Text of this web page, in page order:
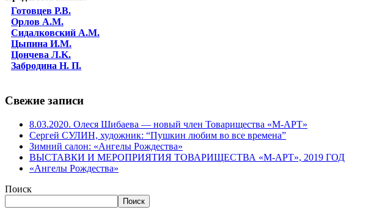
Готовцев Р.В.
Орлов А.М.
Сидалковский А.М.
Цыпина И.М.
Цончева Л.K.
Забродина Н. П.
Свежие записи
8.03.2020. Олеся Шибаева — новый член Товарищества «М-АРТ»
Сергей СУЛИН, художник: “Пушкин любим во все времена”
Зимний салон: «Ангелы Рождества»
ВЫСТАВКИ И МЕРОПРИЯТИЯ ТОВАРИЩЕСТВА «М-АРТ», 2019 ГОД
«Ангелы Рождества»
Поиск
Поиск